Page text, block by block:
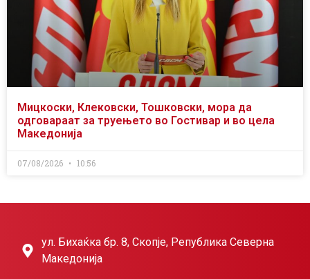
Мицкоски, Клековски, Тошковски, мора да
одговараат за труењето во Гостивар и во цела
Македонија
07/08/2026 10:56
ул. Бихаќка бр. 8, Скопје, Република Северна
Македонија